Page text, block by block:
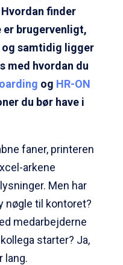
finder
er brugervenligt,
samtidig ligger
med hvordan du
og HR-ON
du bør have i
faner, printeren
arkene
Men har
nøgle til kontoret?
medarbejderne
starter? Ja,
lang.